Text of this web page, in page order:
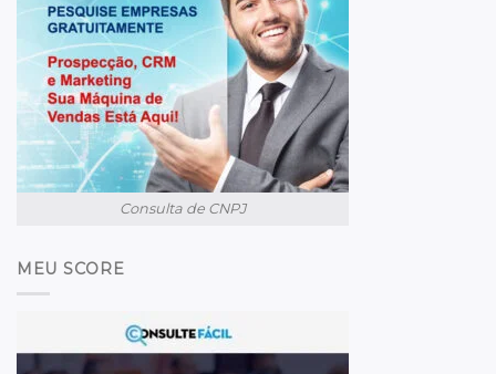
Consulta de CNPJ
MEU SCORE